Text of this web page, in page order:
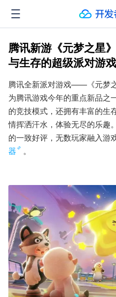
腾讯新游《元梦之星
与生存的超级派对游戏
腾讯全新派对游戏——《元梦
为腾讯游戏今年的重点新品之
的竞技模式，还拥有丰富的生
情挥洒汗水，体验无尽的乐趣
的一致好评，无数玩家融入游
器
。